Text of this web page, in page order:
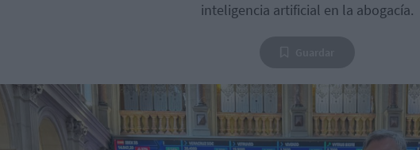
inteligencia artificial en la abogacía.